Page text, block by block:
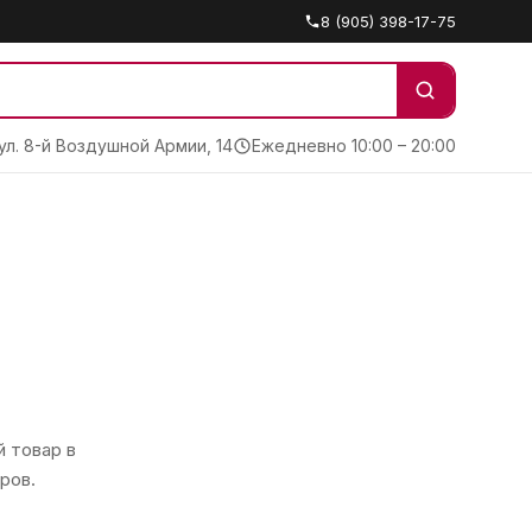
8 (905) 398-17-75
8-й Воздушной Армии, 14 Ежедневно 10:00 – 20:00
товар в